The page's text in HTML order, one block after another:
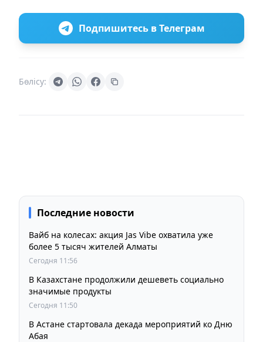
Подпишитесь в Телеграм
Бөлісу:
Последние новости
Вайб на колесах: акция Jas Vibe охватила уже
более 5 тысяч жителей Алматы
Сегодня 11:56
В Казахстане продолжили дешеветь социально
значимые продукты
Сегодня 11:50
В Астане стартовала декада мероприятий ко Дню
Абая